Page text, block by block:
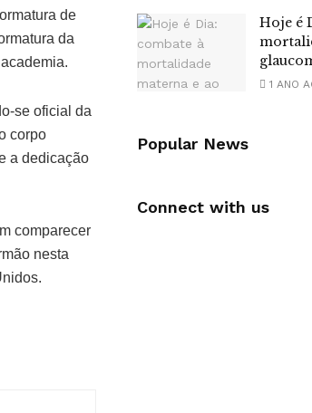
de
da
se oficial da
corpo
a dedicação
comparecer
nesta
Hoje é
1 ANO
Popular News
Connect with us